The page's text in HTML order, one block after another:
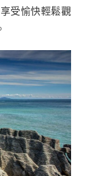
受愉快輕鬆觀